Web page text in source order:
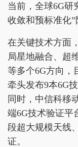
当前，全球6G研
收敛和预标准化”
在关键技术方面
局星地融合、超
等多个6G方向，
牵头发布9本6G
同时，中信科移
端6G技术验证平
段超大规模天线
证。